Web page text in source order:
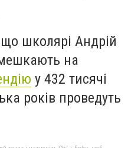
школярі Андрій
мешкають на
у 432 тисячі
років проведуть